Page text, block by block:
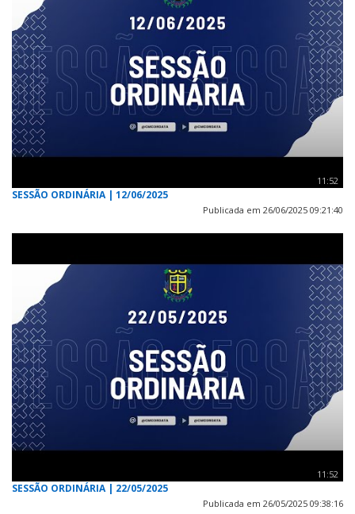
11:52
SESSÃO ORDINÁRIA | 12/06/2025
Publicada em 26/06/2025 09:21:40
11:52
SESSÃO ORDINÁRIA | 22/05/2025
Publicada em 26/05/2025 09:38:16